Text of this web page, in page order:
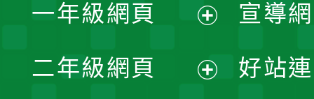
一年級網頁
開
二年級網頁
宣導
好站